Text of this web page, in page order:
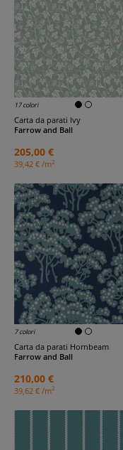
17 colori
Carta da parati Ivy
Farrow and Ball
205,00 €
39,42 € /m2
7 colori
Carta da parati Hornbeam
Farrow and Ball
210,00 €
39,62 € /m2